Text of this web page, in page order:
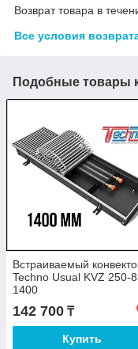
Возврат товара в
Все условия
Подобные товары
Встраиваемый
Techno Usual KVZ 250-
1400
142 700 ₸
Купить